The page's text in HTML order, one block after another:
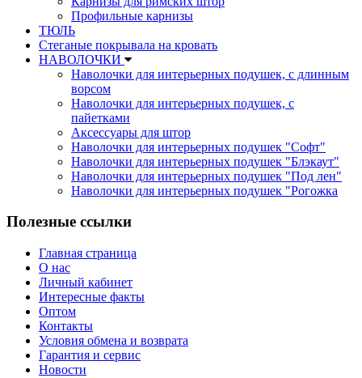
Профильные карнизы
ТЮЛЬ
Стеганые покрывала на кровать
НАВОЛОЧКИ
Наволочки для интерьерных подушек, с длинным
ворсом
Наволочки для интерьерных подушек, с
пайетками
Аксессуары для штор
Наволочки для интерьерных подушек "Софт"
Наволочки для интерьерных подушек "Блэкаут"
Наволочки для интерьерных подушек "Под лен"
Наволочки для интерьерных подушек "Рогожка
Полезные ссылки
Главная страница
О нас
Личный кабинет
Интересные факты
Оптом
Контакты
Условия обмена и возврата
Гарантия и сервис
Новости